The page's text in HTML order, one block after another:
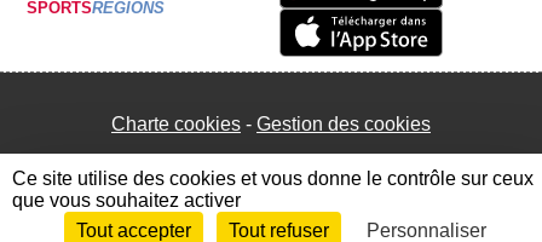
SPORTSREGIONS
Charte cookies Gestion des cookies
Envie de participer ? Connexion
Ce site utilise des cookies et vous donne le contrôle sur ceux
que vous souhaitez activer
Tout accepter
Tout refuser Personnaliser